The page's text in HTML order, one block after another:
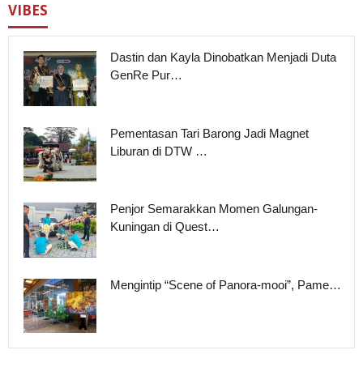
VIBES
Dastin dan Kayla Dinobatkan Menjadi Duta
GenRe Pur…
Pementasan Tari Barong Jadi Magnet
Liburan di DTW …
Penjor Semarakkan Momen Galungan-
Kuningan di Quest…
Mengintip “Scene of Panora-mooi”, Pame…